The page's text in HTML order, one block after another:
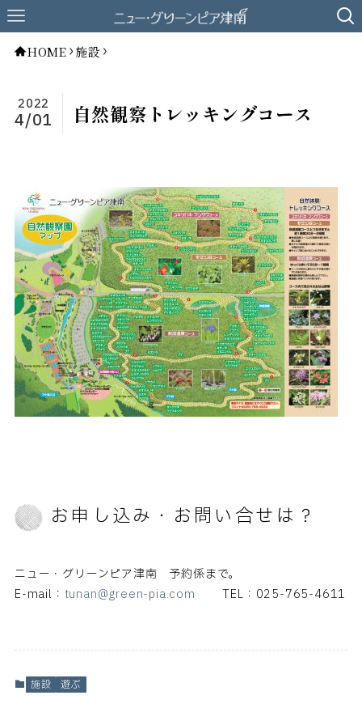
HOME 施設
自然観察トレッキングコース
2022
4/01
お申し込み・お問い合せは？
ニュー・グリーンピア津南 予約係まで。
E-mail： tunan@green-pia.com TEL：025-765-4611
施設 遊ぶ